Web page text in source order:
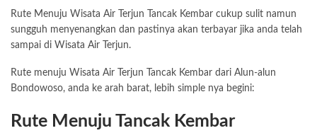
Rute Menuju Wisata Air Terjun Tancak Kembar cukup sulit namun
sungguh menyenangkan dan pastinya akan terbayar jika anda telah
sampai di Wisata Air Terjun.
Rute menuju Wisata Air Terjun Tancak Kembar dari Alun-alun
Bondowoso, anda ke arah barat, lebih simple nya begini:
Rute Menuju Tancak Kembar